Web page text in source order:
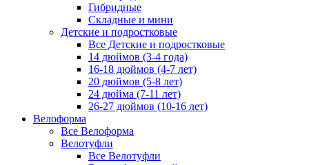
Гибридные
Складные и мини
Детские и подростковые
Все Детские и подростковые
14 дюймов (3-4 года)
16-18 дюймов (4-7 лет)
20 дюймов (5-8 лет)
24 дюйма (7-11 лет)
26-27 дюймов (10-16 лет)
Велоформа
Все Велоформа
Велотуфли
Все Велотуфли